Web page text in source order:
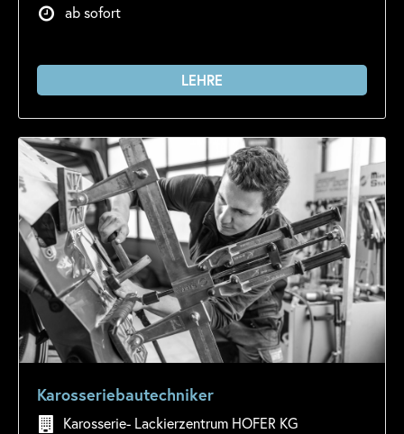
ab sofort
LEHRE
Karosseriebautechniker
Karosserie- Lackierzentrum HOFER KG